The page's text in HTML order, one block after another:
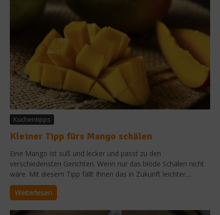
Küchentipps
Kleiner Tipp fürs Mango schälen
Eine Mango ist süß und lecker und passt zu den
verschiedensten Gerichten. Wenn nur das blöde Schälen nicht
wäre. Mit diesem Tipp fällt Ihnen das in Zukunft leichter....
Weiterlesen